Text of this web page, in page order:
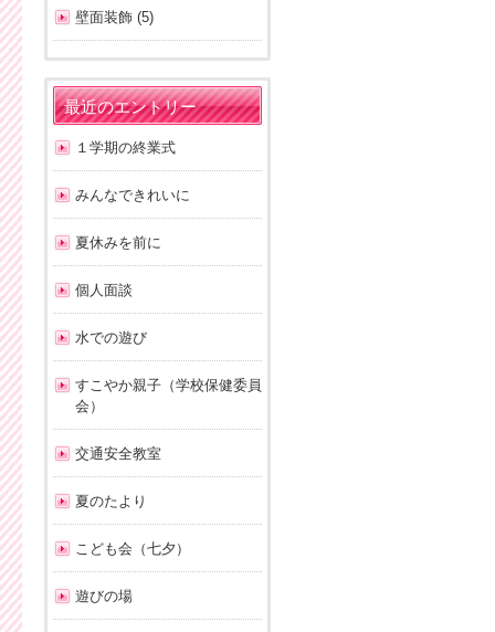
壁面装飾 (5)
最近のエントリー
１学期の終業式
みんなできれいに
夏休みを前に
個人面談
水での遊び
すこやか親子（学校保健委員
会）
交通安全教室
夏のたより
こども会（七夕）
遊びの場